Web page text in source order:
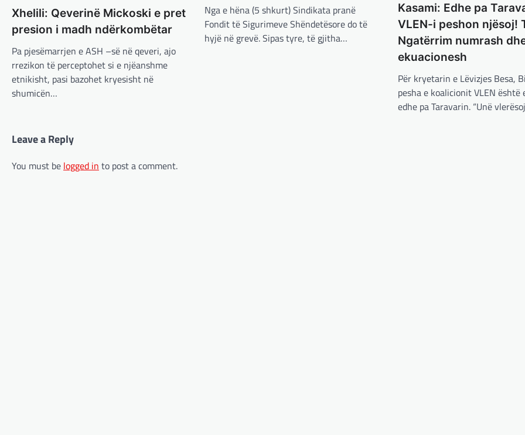
Xhelili: Qeverinë Mickoski e pret
presion i madh ndërkombëtar
Pa pjesëmarrjen e ASH –së në qeveri, ajo
rrezikon të perceptohet si e njëanshme
etnikisht, pasi bazohet kryesisht në
shumicën…
Nga e hëna (5 shkurt) Sindikata pranë
Fondit të Sigurimeve Shëndetësore do të
hyjë në grevë. Sipas tyre, të gjitha…
Kasami: Edhe pa
VLEN-i peshon njësoj!
Ngatërrim numrash
ekuacionesh
Për kryetarin e Lëvizjes Besa,
pesha e koalicionit VLEN është
edhe pa Taravarin. “Unë
Leave a Reply
You must be logged in to post a comment.